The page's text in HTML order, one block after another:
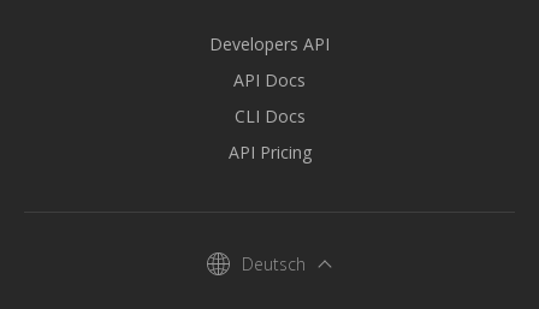
Developers API
API Docs
CLI Docs
API Pricing
Deutsch